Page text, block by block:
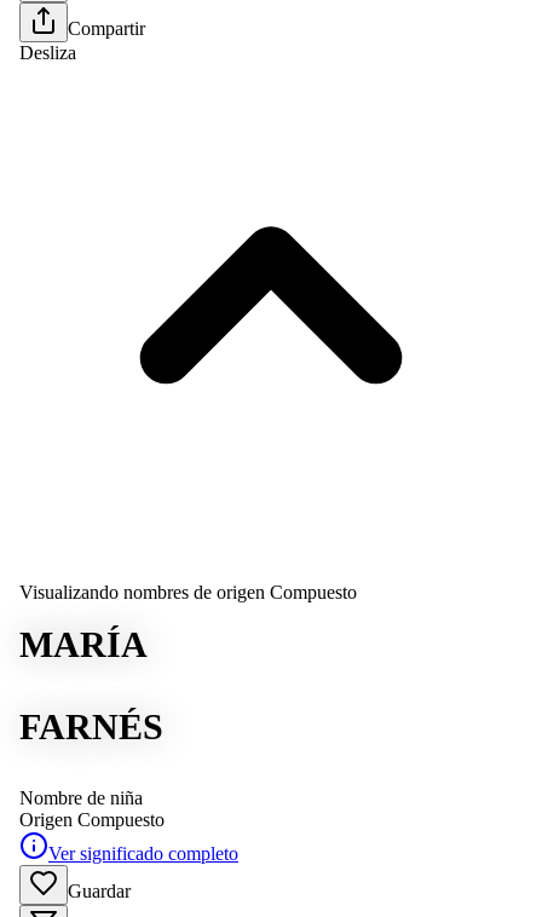
Compartir
Desliza
Visualizando nombres de origen Compuesto
MARÍA
FARNÉS
Nombre de niña
Origen Compuesto
Ver significado completo
Guardar